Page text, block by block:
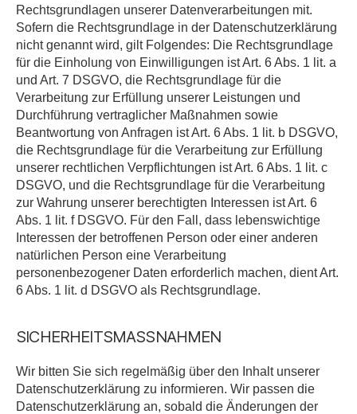
Rechtsgrundlagen unserer Datenverarbeitungen mit.
Sofern die Rechtsgrundlage in der Datenschutzerklärung
nicht genannt wird, gilt Folgendes: Die Rechtsgrundlage
für die Einholung von Einwilligungen ist Art. 6 Abs. 1 lit. a
und Art. 7 DSGVO, die Rechtsgrundlage für die
Verarbeitung zur Erfüllung unserer Leistungen und
Durchführung vertraglicher Maßnahmen sowie
Beantwortung von Anfragen ist Art. 6 Abs. 1 lit. b DSGVO,
die Rechtsgrundlage für die Verarbeitung zur Erfüllung
unserer rechtlichen Verpflichtungen ist Art. 6 Abs. 1 lit. c
DSGVO, und die Rechtsgrundlage für die Verarbeitung
zur Wahrung unserer berechtigten Interessen ist Art. 6
Abs. 1 lit. f DSGVO. Für den Fall, dass lebenswichtige
Interessen der betroffenen Person oder einer anderen
natürlichen Person eine Verarbeitung
personenbezogener Daten erforderlich machen, dient Art.
6 Abs. 1 lit. d DSGVO als Rechtsgrundlage.
SICHERHEITSMASSNAHMEN
Wir bitten Sie sich regelmäßig über den Inhalt unserer
Datenschutzerklärung zu informieren. Wir passen die
Datenschutzerklärung an, sobald die Änderungen der